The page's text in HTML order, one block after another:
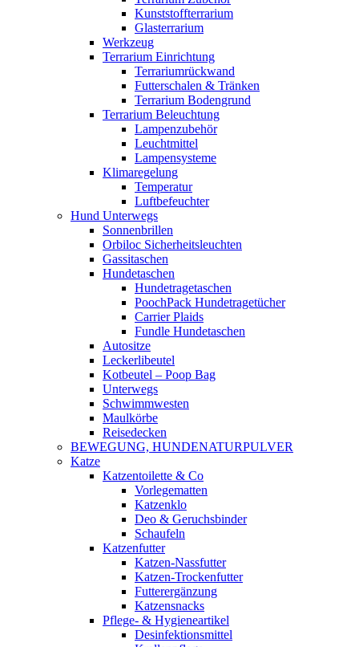
Kunststoffterrarium
Glasterrarium
Werkzeug
Terrarium Einrichtung
Terrariumrückwand
Futterschalen & Tränken
Terrarium Bodengrund
Terrarium Beleuchtung
Lampenzubehör
Leuchtmittel
Lampensysteme
Klimaregelung
Temperatur
Luftbefeuchter
Hund Unterwegs
Sonnenbrillen
Orbiloc Sicherheitsleuchten
Gassitaschen
Hundetaschen
Hundetragetaschen
PoochPack Hundetragetücher
Carrier Plaids
Fundle Hundetaschen
Autositze
Leckerlibeutel
Kotbeutel – Poop Bag
Unterwegs
Schwimmwesten
Maulkörbe
Reisedecken
BEWEGUNG, HUNDENATURPULVER
Katze
Katzentoilette & Co
Vorlegematten
Katzenklo
Deo & Geruchsbinder
Schaufeln
Katzenfutter
Katzen-Nassfutter
Katzen-Trockenfutter
Futterergänzung
Katzensnacks
Pflege- & Hygieneartikel
Desinfektionsmittel